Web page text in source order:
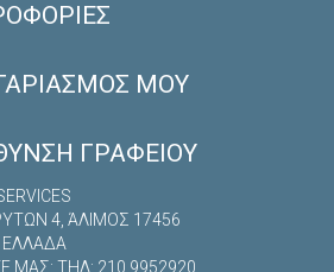
ΜΟΥ
ΓΡΑΦΕΊΟΥ
4, ΆΛΙΜΟΣ 17456
ΜΑΣ: TΗΛ: 210 9952920